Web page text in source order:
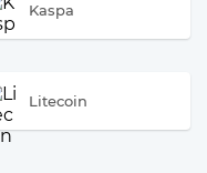
Kaspa
Litecoin